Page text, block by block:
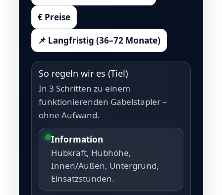
€ Preise
📌 Langfristig (36–72 Monate)
So regeln wir es (Tiel)
In 3 Schritten zu einem
funktionierenden Gabelstapler –
ohne Aufwand.
Information
Hubkraft, Hubhöhe,
Innen/Außen, Untergrund,
Einsatzstunden.